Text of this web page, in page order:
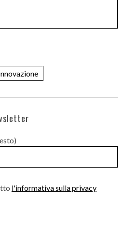
l'informativa sulla privacy